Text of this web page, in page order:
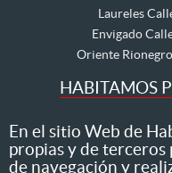
Laureles
Envigado
Oriente
HABITAMOS
Nos dedicamos al
En el sitio Web de
propias y de
de navegación y